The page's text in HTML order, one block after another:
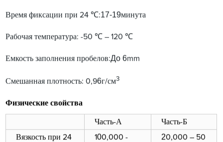
Время фиксации при 24 ℃:17-19минута
Рабочая температура: -50 ℃ – 120 ℃
Емкость заполнения пробелов:До 6mm
Смешанная плотность: 0,96г/см3
Физические свойства
Часть-А
Часть-Б
Вязкость при 24
100,000 -
20,000 – 50